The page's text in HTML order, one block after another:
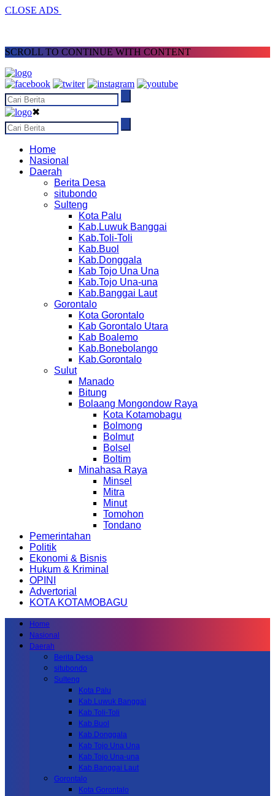
CLOSE ADS
SCROLL TO CONTINUE WITH CONTENT
✖
Home
Nasional
Daerah
Berita Desa
situbondo
Sulteng
Kota Palu
Kab.Luwuk Banggai
Kab.Toli-Toli
Kab.Buol
Kab.Donggala
Kab Tojo Una Una
Kab.Tojo Una-una
Kab.Banggai Laut
Gorontalo
Kota Gorontalo
Kab Gorontalo Utara
Kab Boalemo
Kab.Bonebolango
Kab.Gorontalo
Sulut
Manado
Bitung
Bolaang Mongondow Raya
Kota Kotamobagu
Bolmong
Bolmut
Bolsel
Boltim
Minahasa Raya
Minsel
Mitra
Minut
Tomohon
Tondano
Pemerintahan
Politik
Ekonomi & Bisnis
Hukum & Kriminal
OPINI
Advertorial
KOTA KOTAMOBAGU
Home
Nasional
Daerah
Berita Desa
situbondo
Sulteng
Kota Palu
Kab.Luwuk Banggai
Kab.Toli-Toli
Kab.Buol
Kab.Donggala
Kab Tojo Una Una
Kab.Tojo Una-una
Kab.Banggai Laut
Gorontalo
Kota Gorontalo